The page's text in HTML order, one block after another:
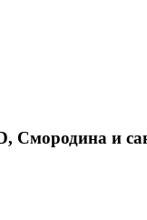
Смородина и